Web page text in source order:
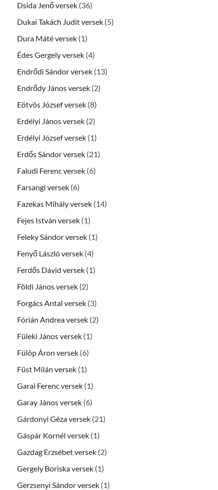
Dsida Jenő versek (36)
Dukai Takách Judit versek (5)
Dura Máté versek (1)
Édes Gergely versek (4)
Endrődi Sándor versek (13)
Endrődy János versek (2)
Eötvös József versek (8)
Erdélyi János versek (2)
Erdélyi József versek (1)
Erdős Sándor versek (21)
Faludi Ferenc versek (6)
Farsangi versek (6)
Fazekas Mihály versek (14)
Fejes István versek (1)
Feleky Sándor versek (1)
Fenyő László versek (4)
Ferdős Dávid versek (1)
Földi János versek (2)
Forgács Antal versek (3)
Fórián Andrea versek (2)
Füleki János versek (1)
Fülöp Áron versek (6)
Füst Milán versek (1)
Garai Ferenc versek (1)
Garay János versek (6)
Gárdonyi Géza versek (21)
Gáspár Kornél versek (1)
Gazdag Erzsébet versek (2)
Gergely Boriska versek (1)
Gerzsenyi Sándor versek (1)